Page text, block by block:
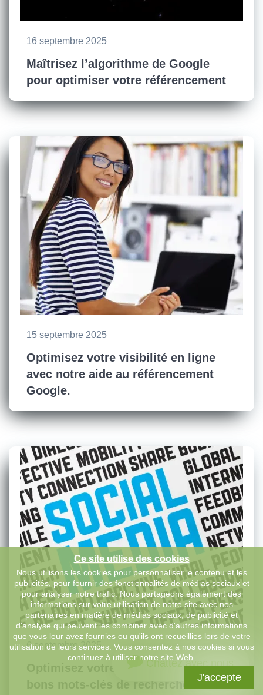
16 septembre 2025
Maîtrisez l’algorithme de Google
pour optimiser votre référencement
15 septembre 2025
Optimisez votre visibilité en ligne
avec notre aide au référencement
Google.
6 septembre 2025
Optimisez votre site web avec les
bons mots-clés de recherche sur
Chattez avec nous
Ce site utilise des cookies
Nous utilisons les cookies pour personnaliser le contenu et les
publicités, pour fournir des fonctionnalités de médias sociaux et
pour analyser notre trafic. Nous partageons également des
informations sur votre utilisation de notre site avec nos
partenaires en matière de médias sociaux, de publicité et
d'analyse qui peuvent les combiner avec d'autres informations
que vous leur avez fournies ou qu'ils ont recueillies lors de votre
utilisation de leurs services. Vous consentez à nos cookies si vous
continuez à utiliser notre site Web.
J'accepte